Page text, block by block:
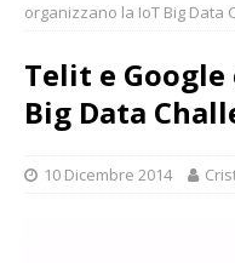
organizzano la IoT Big Data
Telit e
Big Data
10 Dicembre 2014